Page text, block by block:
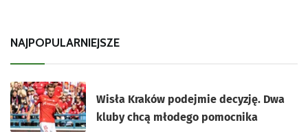
NAJPOPULARNIEJSZE
Wisła Kraków podejmie decyzję. Dwa
kluby chcą młodego pomocnika